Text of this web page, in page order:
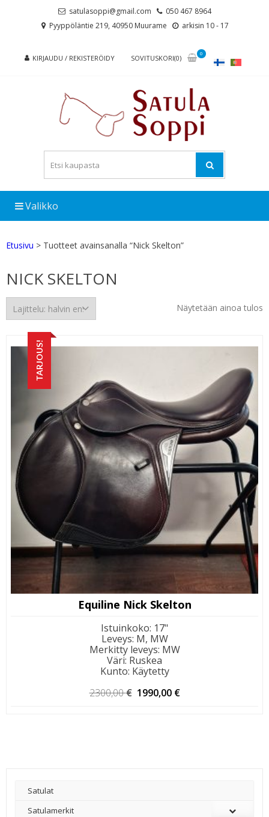
satulasoppi@gmail.com
050 467 8964
Pyyppöläntie 219, 40950 Muurame
arkisin 10 - 17
KIRJAUDU / REKISTERÖIDY SOVITUSKORI(0)
0
Valikko
Etusivu > Tuotteet avainsanalla “Nick Skelton”
NICK SKELTON
Näytetään ainoa tulos
TARJOUS!
Equiline Nick Skelton
Istuinkoko: 17"
Leveys: M, MW
Merkitty leveys: MW
Väri: Ruskea
Kunto: Käytetty
2300,00€ Alkuperäinen
1990,00 €
Satulat
Satulamerkit